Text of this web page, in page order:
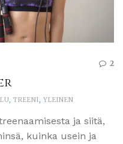
2
, TREENI, YLEINEN
ja siitä,
kuinka usein ja